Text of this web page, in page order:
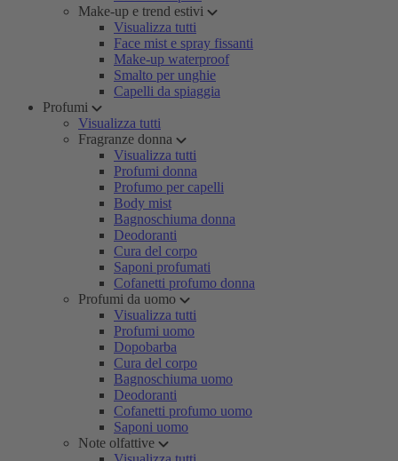
Make-up e trend estivi
Visualizza tutti
Face mist e spray fissanti
Make-up waterproof
Smalto per unghie
Capelli da spiaggia
Profumi
Visualizza tutti
Fragranze donna
Visualizza tutti
Profumi donna
Profumo per capelli
Body mist
Bagnoschiuma donna
Deodoranti
Cura del corpo
Saponi profumati
Cofanetti profumo donna
Profumi da uomo
Visualizza tutti
Profumi uomo
Dopobarba
Cura del corpo
Bagnoschiuma uomo
Deodoranti
Cofanetti profumo uomo
Saponi uomo
Note olfattive